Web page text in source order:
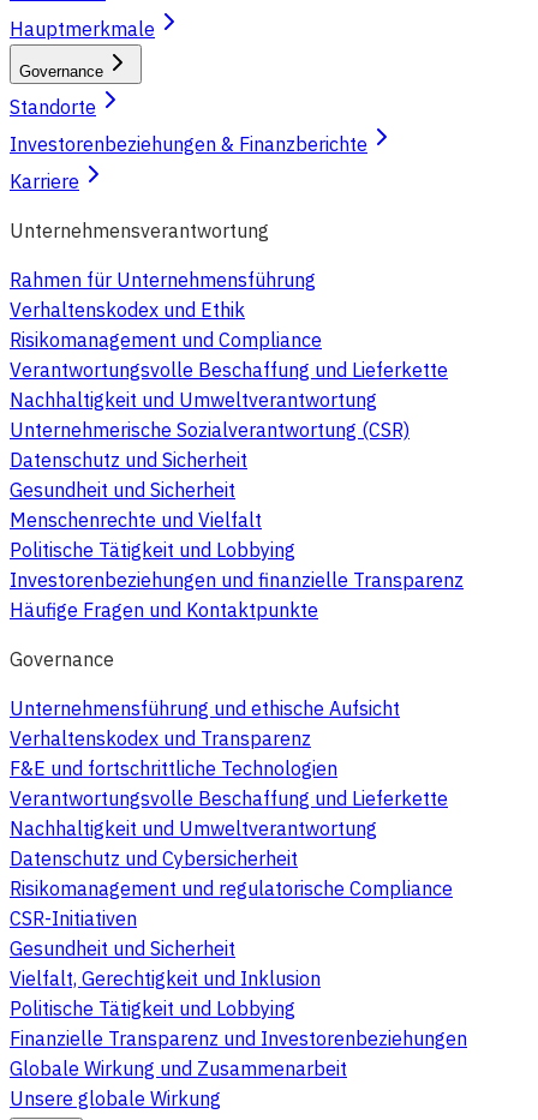
Hauptmerkmale
Governance
Standorte
Investorenbeziehungen & Finanzberichte
Karriere
Unternehmensverantwortung
Rahmen für Unternehmensführung
Verhaltenskodex und Ethik
Risikomanagement und Compliance
Verantwortungsvolle Beschaffung und Lieferkette
Nachhaltigkeit und Umweltverantwortung
Unternehmerische Sozialverantwortung (CSR)
Datenschutz und Sicherheit
Gesundheit und Sicherheit
Menschenrechte und Vielfalt
Politische Tätigkeit und Lobbying
Investorenbeziehungen und finanzielle Transparenz
Häufige Fragen und Kontaktpunkte
Governance
Unternehmensführung und ethische Aufsicht
Verhaltenskodex und Transparenz
F&E und fortschrittliche Technologien
Verantwortungsvolle Beschaffung und Lieferkette
Nachhaltigkeit und Umweltverantwortung
Datenschutz und Cybersicherheit
Risikomanagement und regulatorische Compliance
CSR-Initiativen
Gesundheit und Sicherheit
Vielfalt, Gerechtigkeit und Inklusion
Politische Tätigkeit und Lobbying
Finanzielle Transparenz und Investorenbeziehungen
Globale Wirkung und Zusammenarbeit
Unsere globale Wirkung